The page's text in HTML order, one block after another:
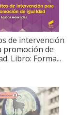
de intervención
promoción de
Libro: Forma...